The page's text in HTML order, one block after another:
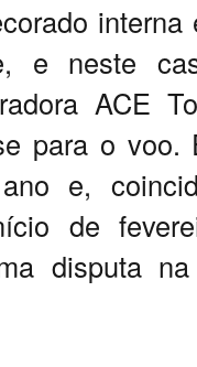
interna
e neste
ACE
para o voo.
e,
de
disputa